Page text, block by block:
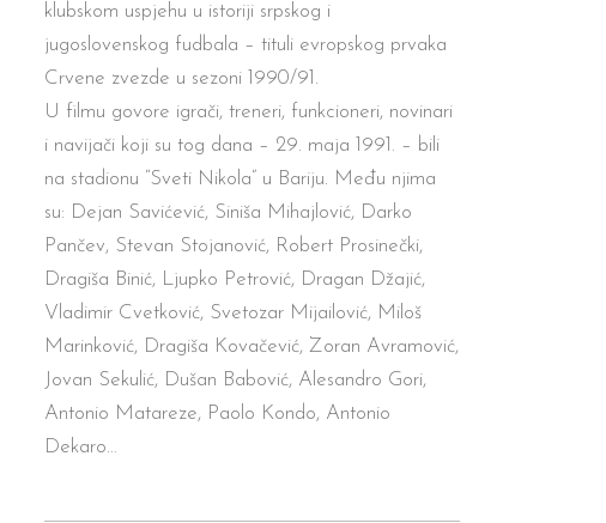
klubskom uspjehu u istoriji srpskog i
jugoslovenskog fudbala – tituli evropskog prvaka
Crvene zvezde u sezoni 1990/91.
U filmu govore igrači, treneri, funkcioneri, novinari
i navijači koji su tog dana – 29. maja 1991. – bili
na stadionu “Sveti Nikola” u Bariju. Među njima
su: Dejan Savićević, Siniša Mihajlović, Darko
Pančev, Stevan Stojanović, Robert Prosinečki,
Dragiša Binić, Ljupko Petrović, Dragan Džajić,
Vladimir Cvetković, Svetozar Mijailović, Miloš
Marinković, Dragiša Kovačević, Zoran Avramović,
Jovan Sekulić, Dušan Babović, Alesandro Gori,
Antonio Matareze, Paolo Kondo, Antonio
Dekaro…